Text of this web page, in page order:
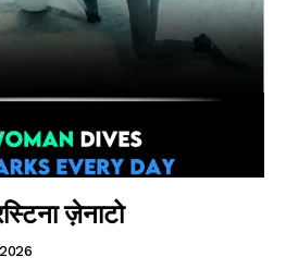
ज़ेनाटो